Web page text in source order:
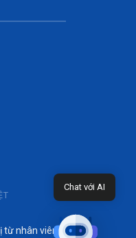
nhân viên y
Chat với AI